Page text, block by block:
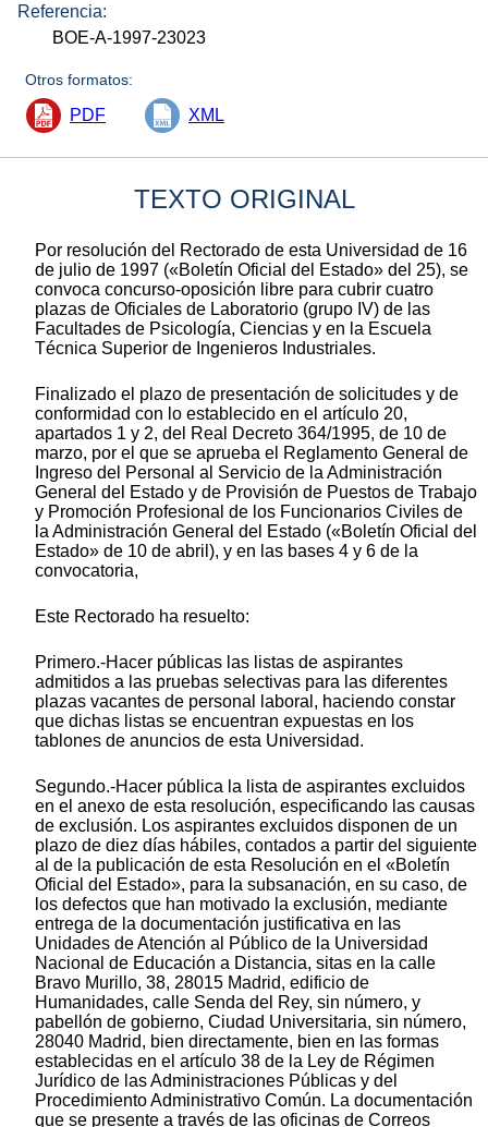
Referencia:
BOE-A-1997-23023
Otros formatos:
PDF XML
TEXTO ORIGINAL
Por resolución del Rectorado de esta Universidad de 16
de julio de 1997 («Boletín Oficial del Estado» del 25), se
convoca concurso-oposición libre para cubrir cuatro
plazas de Oficiales de Laboratorio (grupo IV) de las
Facultades de Psicología, Ciencias y en la Escuela
Técnica Superior de Ingenieros Industriales.
Finalizado el plazo de presentación de solicitudes y de
conformidad con lo establecido en el artículo 20,
apartados 1 y 2, del Real Decreto 364/1995, de 10 de
marzo, por el que se aprueba el Reglamento General de
Ingreso del Personal al Servicio de la Administración
General del Estado y de Provisión de Puestos de Trabajo
y Promoción Profesional de los Funcionarios Civiles de
la Administración General del Estado («Boletín Oficial del
Estado» de 10 de abril), y en las bases 4 y 6 de la
convocatoria,
Este Rectorado ha resuelto:
Primero.-Hacer públicas las listas de aspirantes
admitidos a las pruebas selectivas para las diferentes
plazas vacantes de personal laboral, haciendo constar
que dichas listas se encuentran expuestas en los
tablones de anuncios de esta Universidad.
Segundo.-Hacer pública la lista de aspirantes excluidos
en el anexo de esta resolución, especificando las causas
de exclusión. Los aspirantes excluidos disponen de un
plazo de diez días hábiles, contados a partir del siguiente
al de la publicación de esta Resolución en el «Boletín
Oficial del Estado», para la subsanación, en su caso, de
los defectos que han motivado la exclusión, mediante
entrega de la documentación justificativa en las
Unidades de Atención al Público de la Universidad
Nacional de Educación a Distancia, sitas en la calle
Bravo Murillo, 38, 28015 Madrid, edificio de
Humanidades, calle Senda del Rey, sin número, y
pabellón de gobierno, Ciudad Universitaria, sin número,
28040 Madrid, bien directamente, bien en las formas
establecidas en el artículo 38 de la Ley de Régimen
Jurídico de las Administraciones Públicas y del
Procedimiento Administrativo Común. La documentación
que se presente a través de las oficinas de Correos